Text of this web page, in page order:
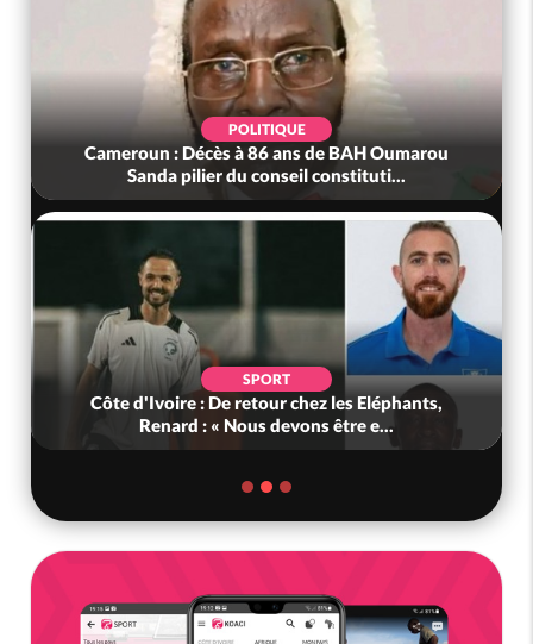
POLITIQUE
Cameroun : Décès à 86 ans de BAH Oumarou
Sanda pilier du conseil constituti...
SPORT
Côte d'Ivoire : De retour chez les Eléphants,
Renard : « Nous devons être e...